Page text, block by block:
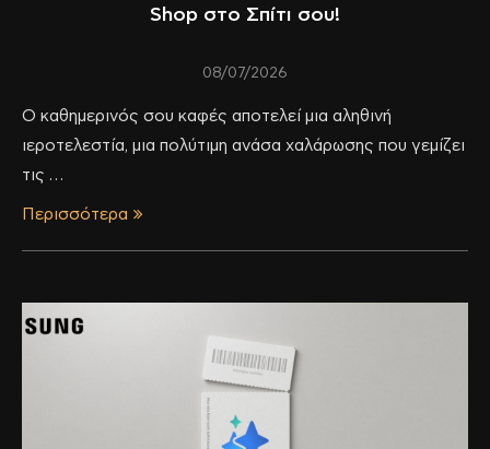
Shop στο Σπίτι σου!
08/07/2026
Ο καθημερινός σου καφές αποτελεί μια αληθινή
ιεροτελεστία, μια πολύτιμη ανάσα χαλάρωσης που γεμίζει
τις …
Περισσότερα